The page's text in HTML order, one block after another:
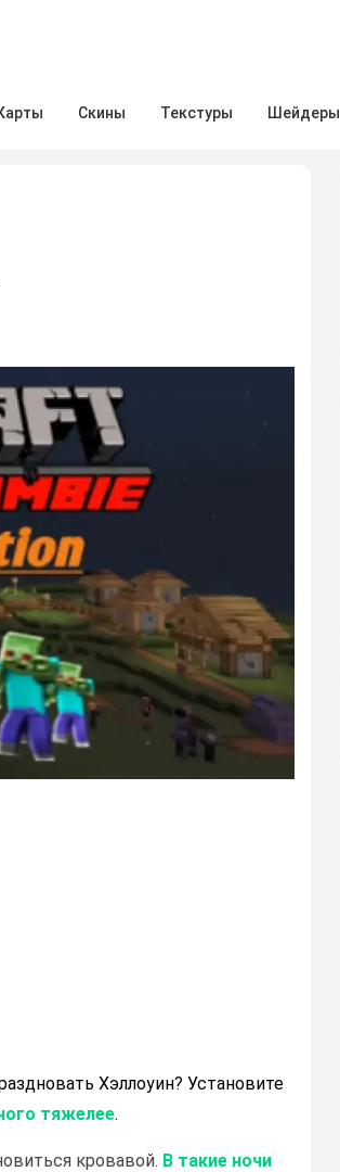
Скины Текстуры Шейдеры
Хэллоуин? Установите
тяжелее.
кровавой. В такие ночи